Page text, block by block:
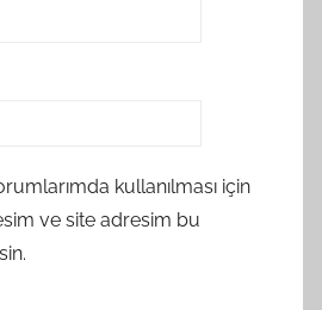
kullanılması için
ve site adresim bu